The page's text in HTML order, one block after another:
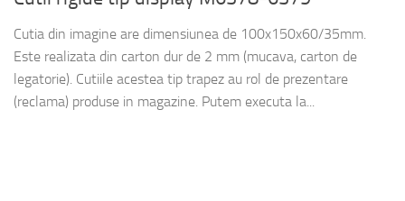
Cutia din imagine are dimensiunea de 100x150x60/35mm.
Este realizata din carton dur de 2 mm (mucava, carton de
legatorie). Cutiile acestea tip trapez au rol de prezentare
(reclama) produse in magazine. Putem executa la...